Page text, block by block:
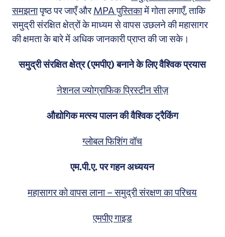
समझनापृष्ठ पर जाएँ औरMPA पुस्तिकामें गोता लगाएँ, ताकि
समुद्री संरक्षित क्षेत्रों के माध्यम से वापस उछलने की महासागर
की क्षमता के बारे में अधिक जानकारी प्राप्त की जा सके।
समुद्री संरक्षित क्षेत्र (एमपीए) बनाने के लिए वैश्विक प्रयास
नेशनल ज्योग्राफिक प्रिस्टीन सीज़
औद्योगिक मत्स्य पालन की वैश्विक ट्रैकिंग
ग्लोबल फिशिंग वॉच
एम.पी.ए. पर गहन अध्ययन
महासागर को वापस लाना – समुद्री संरक्षण का परिचय
एमपीए गाइड